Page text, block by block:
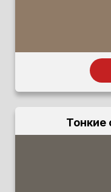
Тонкие